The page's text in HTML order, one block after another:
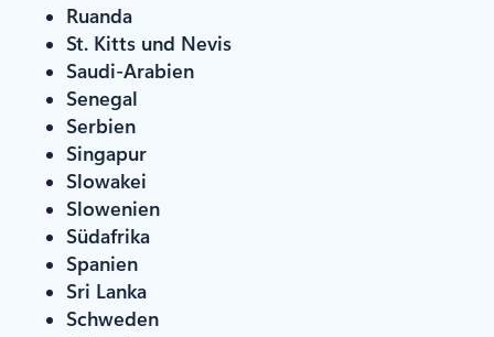
Ruanda
St. Kitts und Nevis
Saudi-Arabien
Senegal
Serbien
Singapur
Slowakei
Slowenien
Südafrika
Spanien
Sri Lanka
Schweden